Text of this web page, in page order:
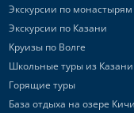
Экскурсии по монастырям
Экскурсии по Казани
Круизы по Волге
Школьные туры из Казани
Горящие туры
База отдыха на озере